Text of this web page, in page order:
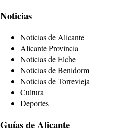
Noticias
Noticias de Alicante
Alicante Provincia
Noticias de Elche
Noticias de Benidorm
Noticias de Torrevieja
Cultura
Deportes
Guías de Alicante